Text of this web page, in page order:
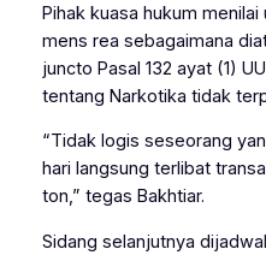
Pihak kuasa hukum
mens rea sebagaimana
juncto Pasal 132 ayat (1)
tentang Narkotika tidak
“Tidak logis seseorang
hari langsung terlibat
ton,” tegas Bakhtiar.
Sidang selanjutnya